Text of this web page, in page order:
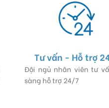
Tư vấn - Hỗ trợ
Đội ngủ nhân viên tư
sàng hỗ trợ 24/7